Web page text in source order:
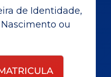
de Identidade,
ou